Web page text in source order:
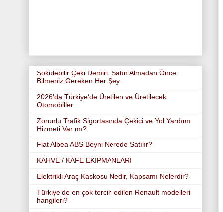
Sökülebilir Çeki Demiri: Satın Almadan Önce
Bilmeniz Gereken Her Şey
2026'da Türkiye'de Üretilen ve Üretilecek
Otomobiller
Zorunlu Trafik Sigortasında Çekici ve Yol Yardımı
Hizmeti Var mı?
Fiat Albea ABS Beyni Nerede Satılır?
KAHVE / KAFE EKİPMANLARI
Elektrikli Araç Kaskosu Nedir, Kapsamı Nelerdir?
Türkiye’de en çok tercih edilen Renault modelleri
hangileri?